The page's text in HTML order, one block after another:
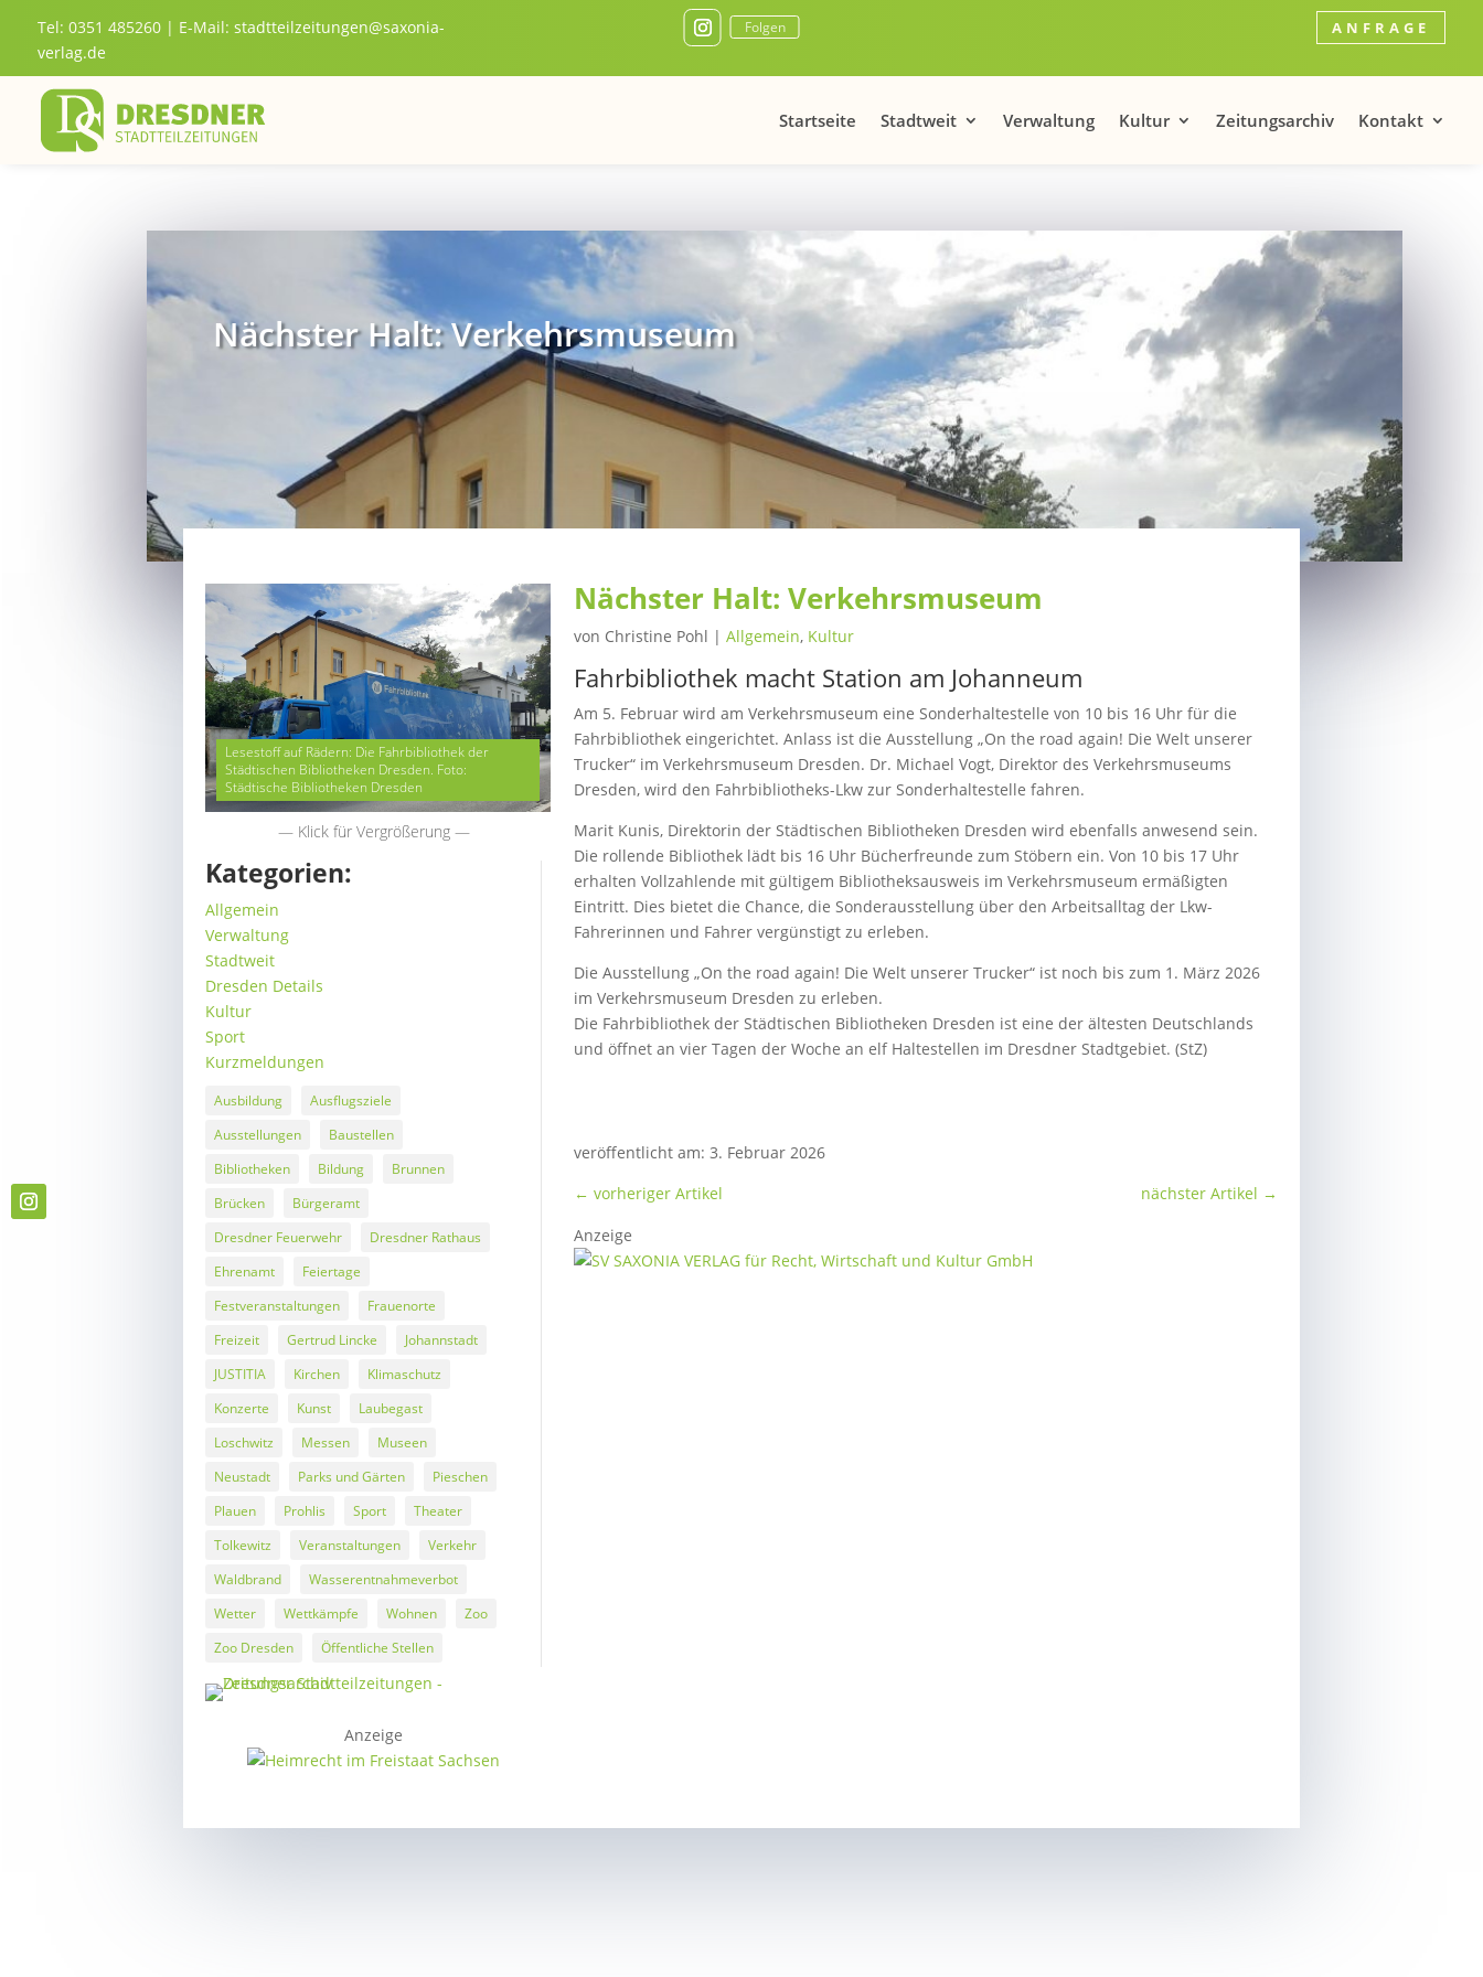
Tel: 0351 485260 | E-Mail: stadtteilzeitungen@saxonia-
verlag.de
Folgen ANFRAGE
Startseite Stadtweit Verwaltung Kultur Zeitungsarchiv Kontakt
Nächster Halt: Verkehrsmuseum
Lesestoff auf Rädern: Die Fahrbibliothek der
Städtischen Bibliotheken Dresden. Foto:
Städtische Bibliotheken Dresden
— Klick für Vergrößerung —
Kategorien:
Allgemein
Verwaltung
Stadtweit
Dresden Details
Kultur
Sport
Kurzmeldungen
Ausbildung
Ausflugsziele
Ausstellungen
Baustellen
Bibliotheken
Bildung
Brunnen
Brücken
Bürgeramt
Dresdner Feuerwehr
Dresdner Rathaus
Ehrenamt
Feiertage
Festveranstaltungen
Frauenorte
Freizeit
Gertrud Lincke
Johannstadt
JUSTITIA
Kirchen
Klimaschutz
Konzerte
Kunst
Laubegast
Loschwitz
Messen
Museen
Neustadt
Parks und Gärten
Pieschen
Plauen
Prohlis Sport
Theater
Tolkewitz
Veranstaltungen
Verkehr
Waldbrand
Wasserentnahmeverbot
Wetter
Wettkämpfe Wohnen
Zoo
Zoo Dresden
Öffentliche Stellen
Anzeige
Nächster Halt: Verkehrsmuseum
von Christine Pohl | Allgemein, Kultur
Fahrbibliothek macht Station am Johanneum
Am 5. Februar wird am Verkehrsmuseum eine Sonderhaltestelle von 10 bis 16 Uhr für die
Fahrbibliothek eingerichtet. Anlass ist die Ausstellung „On the road again! Die Welt unserer
Trucker“ im Verkehrsmuseum Dresden. Dr. Michael Vogt, Direktor des Verkehrsmuseums
Dresden, wird den Fahrbibliotheks-Lkw zur Sonderhaltestelle fahren.
Marit Kunis, Direktorin der Städtischen Bibliotheken Dresden wird ebenfalls anwesend sein.
Die rollende Bibliothek lädt bis 16 Uhr Bücherfreunde zum Stöbern ein. Von 10 bis 17 Uhr
erhalten Vollzahlende mit gültigem Bibliotheksausweis im Verkehrsmuseum ermäßigten
Eintritt. Dies bietet die Chance, die Sonderausstellung über den Arbeitsalltag der Lkw-
Fahrerinnen und Fahrer vergünstigt zu erleben.
Die Ausstellung „On the road again! Die Welt unserer Trucker“ ist noch bis zum 1. März 2026
im Verkehrsmuseum Dresden zu erleben.
Die Fahrbibliothek der Städtischen Bibliotheken Dresden ist eine der ältesten Deutschlands
und öffnet an vier Tagen der Woche an elf Haltestellen im Dresdner Stadtgebiet. (StZ)
veröffentlicht am: 3. Februar 2026
← vorheriger Artikel nächster Artikel →
Anzeige